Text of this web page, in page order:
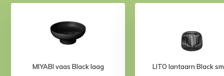
MIYABI vaas Black laag LITO lantaarn Black